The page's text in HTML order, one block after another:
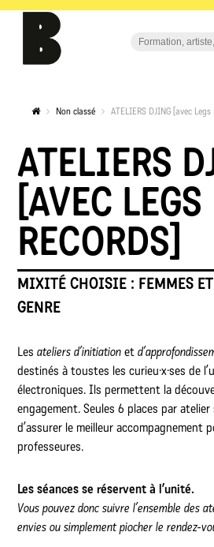
Non classé ATELIERS DJING [avec Legs
ATELIERS
[AVEC LEGS
RECORDS]
MIXITÉ CHOISIE : FEMMES
GENRE
Lesateliers d’initiation et
destinés à toustes les curieu·x·ses de
électroniques. Ils permettent la
engagement. Seules 6 places par
d’assurer le meilleur accompagnement
professeures.
Les séances se réservent à l’unité.
Vous pouvez donc suivre l’ensemble des
envies ou simplement piocher le rendez-